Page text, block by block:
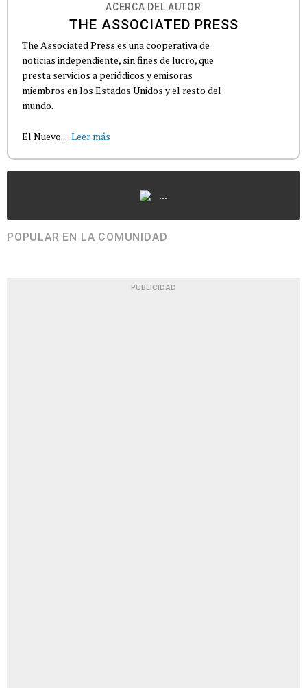
ACERCA DEL AUTOR
THE ASSOCIATED PRESS
The Associated Press es una cooperativa de
noticias independiente, sin fines de lucro, que
presta servicios a periódicos y emisoras
miembros en los Estados Unidos y el resto del
mundo.
El Nuevo... Leer más
...
POPULAR EN LA COMUNIDAD
PUBLICIDAD